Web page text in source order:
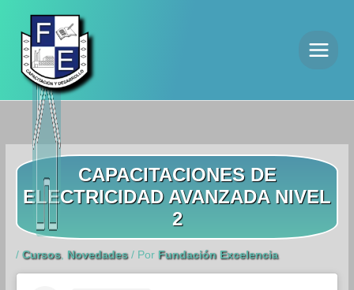
contenido
CAPACITACIONES DE
ELECTRICIDAD AVANZADA NIVEL
2
/Cursos, Novedades/ Por Fundación Excelencia